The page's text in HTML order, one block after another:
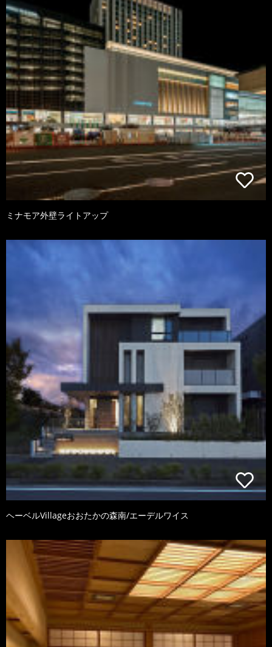
ミナモア外壁ライトアップ
ヘーベルVillageおおたかの森南/エーデルワイス